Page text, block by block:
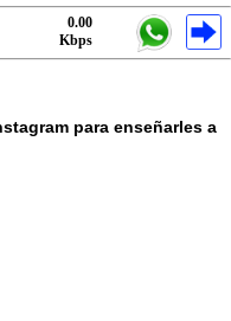
0.00
Kbps
para enseñarles a